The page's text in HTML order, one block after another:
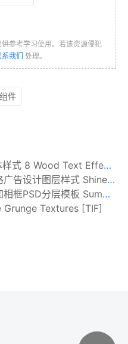
参考学习使用。若该资源侵犯
我们 处理。
组件
式 8 Wood Text Effects
Shine On – Retro Advertisement Kit
板 Summer Travel Freeze Frame
Grunge Textures [TIF]